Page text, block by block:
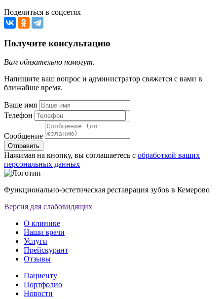
Поделиться в соцсетях
Получите консультацию
Вам обязательно помогут.
Напишите ваш вопрос и администратор свяжется с вами в
ближайше время.
Ваше имя
Телефон
Сообщение
Отправить
Нажимая на кнопку, вы соглашаетесь с обработкой ваших
персональных данных
Функционально-эстетическая реставрация зубов в Кемерово
Версия для слабовидящих
О клинике
Наши врачи
Услуги
Прейскурант
Отзывы
Пациенту
Портфолио
Новости